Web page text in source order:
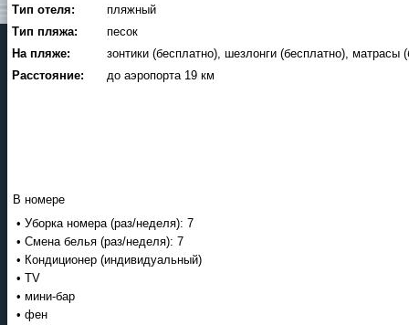
Тип отеля:
пляжный
Тип пляжа:
песок
На пляже:
зонтики (бесплатно), шезлонги (бесплатно), матрасы
Расстояние:
до аэропорта 19 км
В номере
• Уборка номера (раз/неделя): 7
• Смена белья (раз/неделя): 7
• Кондиционер (индивидуальный)
• TV
• мини-бар
• фен